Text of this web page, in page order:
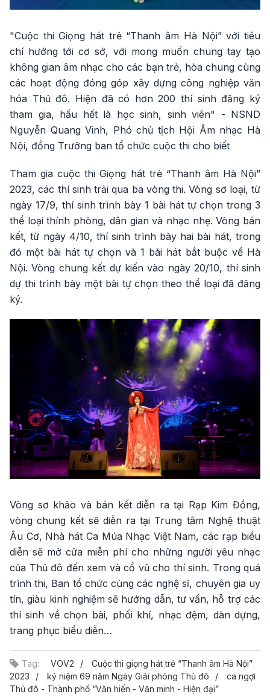
"Cuộc thi Giọng hát trẻ “Thanh âm Hà Nội” với tiêu
chí hướng tới cơ sở, với mong muốn chung tay tạo
không gian âm nhạc cho các bạn trẻ, hòa chung cùng
các hoạt động đóng góp xây dựng công nghiệp văn
hóa Thủ đô. Hiện đã có hơn 200 thí sinh đăng ký
tham gia, hầu hết là học sinh, sinh viên" - NSND
Nguyễn Quang Vinh, Phó chủ tịch Hội Âm nhạc Hà
Nội, đồng Trưởng ban tổ chức cuộc thi cho biết
Tham gia cuộc thi Giọng hát trẻ “Thanh âm Hà Nội”
2023, các thí sinh trải qua ba vòng thi. Vòng sơ loại, từ
ngày 17/9, thí sinh trình bày 1 bài hát tự chọn trong 3
thể loại thính phòng, dân gian và nhạc nhẹ. Vòng bán
kết, từ ngày 4/10, thí sinh trình bày hai bài hát, trong
đó một bài hát tự chọn và 1 bài hát bắt buộc về Hà
Nội. Vòng chung kết dự kiến vào ngày 20/10, thí sinh
dự thi trình bày một bài tự chọn theo thể loại đã đăng
ký.
Vòng sơ khảo và bán kết diễn ra tại Rạp Kim Đồng,
vòng chung kết sẽ diễn ra tại Trung tâm Nghệ thuật
Âu Cơ, Nhà hát Ca Múa Nhạc Việt Nam, các rạp biểu
diễn sẽ mở cửa miễn phí cho những người yêu nhạc
của Thủ đô đến xem và cổ vũ cho thí sinh. Trong quá
trình thi, Ban tổ chức cùng các nghệ sĩ, chuyên gia uy
tín, giàu kinh nghiệm sẽ hướng dẫn, tư vấn, hỗ trợ các
thí sinh về chọn bài, phối khí, nhạc đệm, dàn dựng,
trang phục biểu diễn…
Tag: VOV2
Cuộc thi giọng hát trẻ “Thanh âm Hà Nội”
2023
kỷ niệm 69 năm Ngày Giải phóng Thủ đô
ca ngợi
Thủ đô - Thành phố “Văn hiến - Văn minh - Hiện đại”